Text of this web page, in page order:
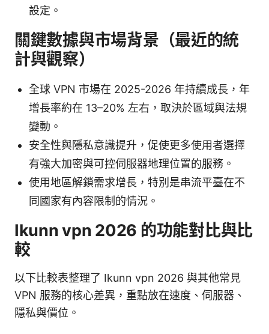
設定。
關鍵數據與市場背景（最近的統
計與觀察）
全球 VPN 市場在 2025-2026 年持續成長，年
增長率約在 13–20% 左右，取決於區域與法規
變動。
安全性與隱私意識提升，促使更多使用者選擇
有強大加密與可控伺服器地理位置的服務。
使用地區解鎖需求增長，特別是串流平臺在不
同國家有內容限制的情況。
Ikunn vpn 2026 的功能對比與比
較
以下比較表整理了 Ikunn vpn 2026 與其他常見
VPN 服務的核心差異，重點放在速度、伺服器、
隱私與價位。